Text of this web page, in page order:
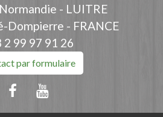
- LUITRE
Dompierre - FRANCE
2 99 97 91 26
par formulaire